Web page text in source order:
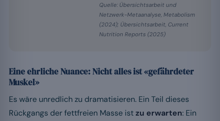
Quelle: Übersichtsarbeit und
Netzwerk-Metaanalyse, Metabolism
(2024); Übersichtsarbeit, Current
Nutrition Reports (2025)
Eine ehrliche Nuance: Nicht alles ist «gefährdeter
Muskel»
Es wäre unredlich zu dramatisieren. Ein Teil dieses
Rückgangs der fettfreien Masse istzu erwarten: Ein